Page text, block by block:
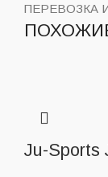
ПЕРЕВОЗКА
Ju-Sports